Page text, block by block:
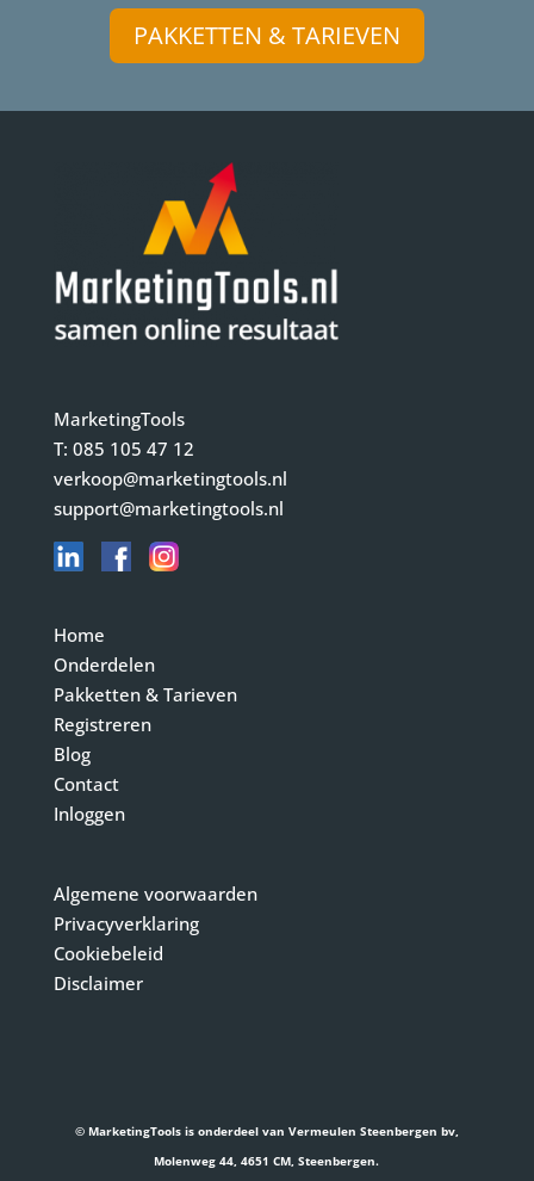
PAKKETTEN & TARIEVEN
MarketingTools
T: 085 105 47 12
verkoop@marketingtools.nl
support@marketingtools.nl
Home
Onderdelen
Pakketten & Tarieven
Registreren
Blog
Contact
Inloggen
Algemene voorwaarden
Privacyverklaring
Cookiebeleid
Disclaimer
© MarketingTools is onderdeel van Vermeulen Steenbergen bv,
Molenweg 44, 4651 CM, Steenbergen.